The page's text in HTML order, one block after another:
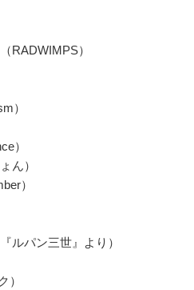
RADWIMPS）
）
）
ん）
）
ルパン三世』より）
）